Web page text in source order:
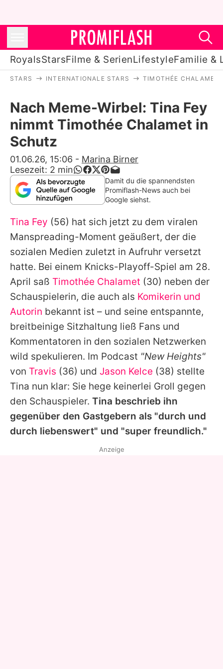
RoyalsStarsFilme & SerienLifestyleFamilie &
Stars
Filme & Serien
Lifestyle
Familie & Liebe
Promiflash Exklusiv
Alle Themen auf Promiflash
Jobs
App runterladen
Team
Redaktionelle Richtlinien
Impressum
Datenschutzerklärung
Nutzungsbedingungen
Utiq verwalten
STARS INTERNATIONALE STARS TIMOTHÉE CHALAMET
Nach Meme-Wirbel: Tina Fey
nimmt Timothée Chalamet in
Schutz
01.06.26, 15:06 - Marina Birner
Lesezeit: 2 min
Damit du die spannendsten
Promiflash-News auch bei
Google siehst.
Tina Fey (56) hat sich jetzt zu dem viralen
Manspreading-Moment geäußert, der die
sozialen Medien zuletzt in Aufruhr versetzt
hatte. Bei einem Knicks-Playoff-Spiel am 28.
April saß Timothée Chalamet (30) neben der
Schauspielerin, die auch als Komikerin und
Autorin bekannt ist – und seine entspannte,
breitbeinige Sitzhaltung ließ Fans und
Kommentatoren in den sozialen Netzwerken
wild spekulieren. Im Podcast "New Heights"
von Travis (36) und Jason Kelce (38) stellte
Tina nun klar: Sie hege keinerlei Groll gegen
den Schauspieler. Tina beschrieb ihn
gegenüber den Gastgebern als "durch und
durch liebenswert" und "super freundlich."
Anzeige